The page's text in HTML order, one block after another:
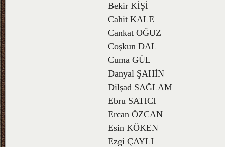
Bekir KİŞİ
Cahit KALE
Cankat OĞUZ
Coşkun DAL
Cuma GÜL
Danyal ŞAHİN
Dilşad SAĞLAM
Ebru SATICI
Ercan ÖZCAN
Esin KÖKEN
Ezgi ÇAYLI